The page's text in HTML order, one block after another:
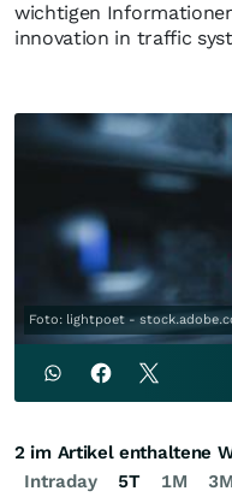
wichtigen
innovation in traffic
Foto: lightpoet -
Intraday 5T 1M 3M
2 im Artikel enthaltene